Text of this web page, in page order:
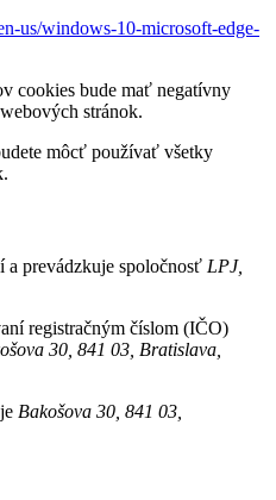
us/windows-10-microsoft-edge-
cookies bude mať negatívny
stránok.
môcť používať všetky
a prevádzkuje spoločnosť LPJ,
registračným číslom (IČO)
30, 841 03, Bratislava,
Bakošova 30, 841 03,